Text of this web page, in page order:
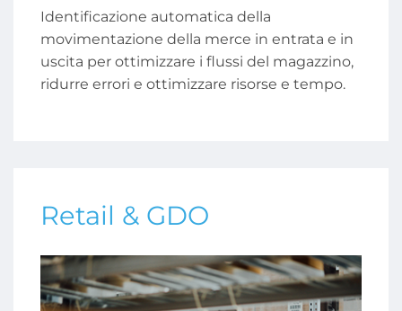
Identificazione automatica della
movimentazione della merce in entrata e in
uscita per ottimizzare i flussi del magazzino,
ridurre errori e ottimizzare risorse e tempo.
Retail & GDO